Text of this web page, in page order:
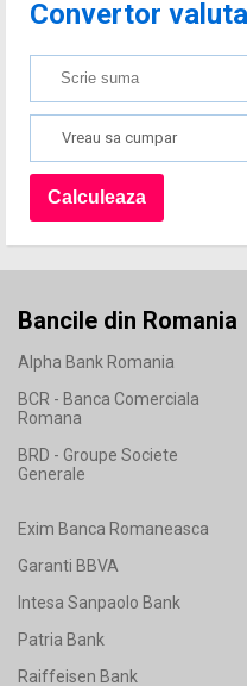
Convertor
Vreau sa cumpar
Bancile din Romania
Alpha Bank Romania
BCR - Banca Comerciala
Romana
BRD - Groupe Societe
Generale
Exim Banca Romaneasca
Garanti BBVA
Intesa Sanpaolo Bank
Patria Bank
Raiffeisen Bank